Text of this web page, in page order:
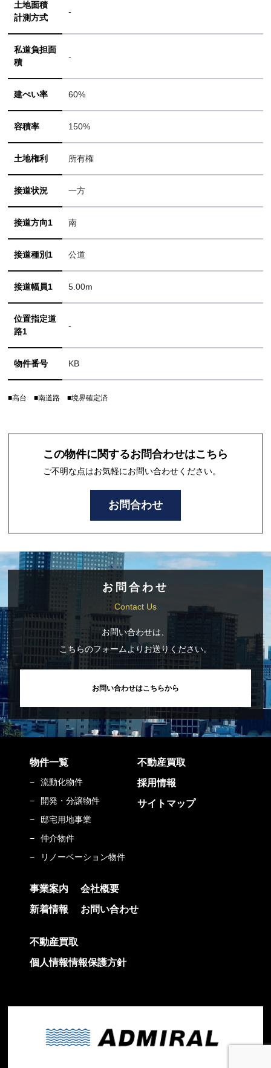
土地面積
計測方式
-
私道負担面
積
-
建ぺい率 60%
容積率 150%
土地権利 所有権
接道状況 一方
接道方向1 南
接道種別1 公道
接道幅員1 5.00m
位置指定道
路1
-
物件番号 KB
■高台 ■南道路 ■境界確定済
この物件に関するお問合わせはこちら
ご不明な点はお気軽にお問い合わせください。
お問合わせ
お問合わせ
Contact Us
お問い合わせは、
こちらのフォームよりお送りください。
お問い合わせはこちらから
物件一覧
流動化物件
開発・分譲物件
邸宅用地事業
仲介物件
リノーベーション物件
不動産買取
採用情報
サイトマップ
事業案内
新着情報
会社概要
お問い合わせ
不動産買取
個人情報情報保護方針